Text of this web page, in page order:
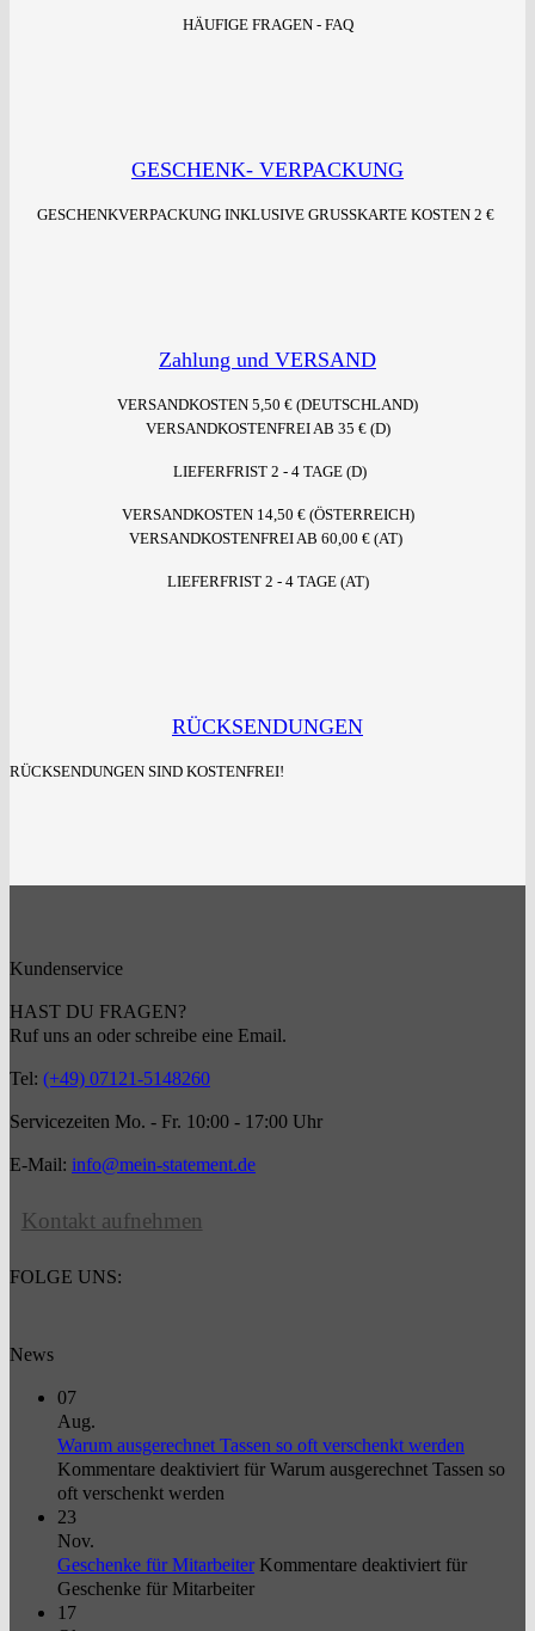
HÄUFIGE FRAGEN - FAQ
GESCHENK- VERPACKUNG
GESCHENKVERPACKUNG INKLUSIVE GRUSSKARTE KOSTEN 2 €
Zahlung und VERSAND
VERSANDKOSTEN 5,50 € (DEUTSCHLAND)
VERSANDKOSTENFREI AB 35 € (D)
LIEFERFRIST 2 - 4 TAGE (D)
VERSANDKOSTEN 14,50 € (ÖSTERREICH)
VERSANDKOSTENFREI AB 60,00 € (AT)
LIEFERFRIST 2 - 4 TAGE (AT)
RÜCKSENDUNGEN
RÜCKSENDUNGEN SIND KOSTENFREI!
Kundenservice
HAST DU FRAGEN?
Ruf uns an oder schreibe eine Email.
Tel: (+49) 07121-5148260
Servicezeiten Mo. - Fr. 10:00 - 17:00 Uhr
E-Mail: info@mein-statement.de
Kontakt aufnehmen
FOLGE UNS:
News
07
Aug.
Warum ausgerechnet Tassen so oft verschenkt werden
Kommentare deaktiviert für Warum ausgerechnet Tassen so
oft verschenkt werden
23
Nov.
Geschenke für Mitarbeiter Kommentare deaktiviert für
Geschenke für Mitarbeiter
17